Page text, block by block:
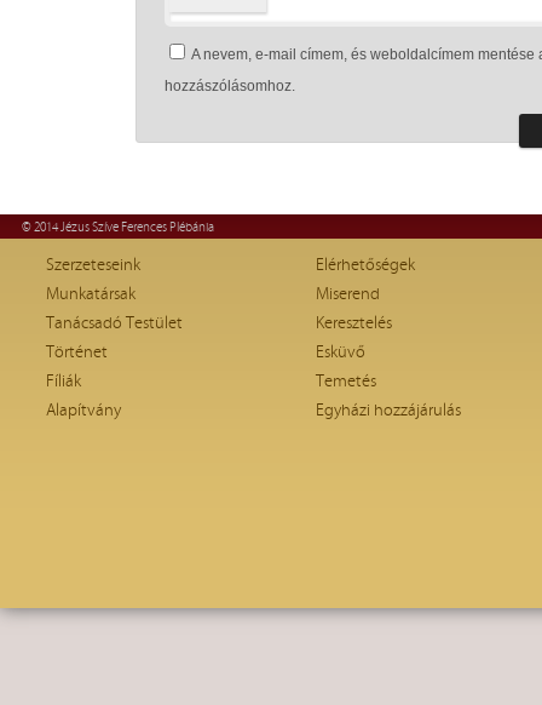
A nevem, e-mail címem, és weboldalcímem
hozzászólásomhoz.
© 2014 Jézus Szíve Ferences Plébánia
Szerzeteseink
Munkatársak
Tanácsadó Testület
Történet
Fíliák
Alapítvány
Elérhetőségek
Miserend
Keresztelés
Esküvő
Temetés
Egyházi hozzájárulás